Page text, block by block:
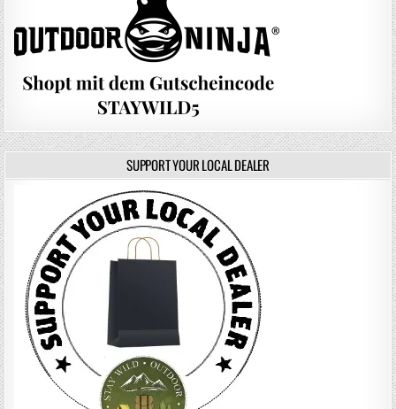
SUPPORT YOUR LOCAL DEALER